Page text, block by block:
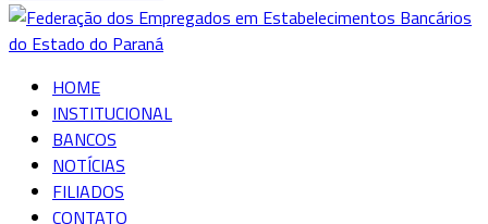
HOME
INSTITUCIONAL
BANCOS
NOTÍCIAS
FILIADOS
CONTATO